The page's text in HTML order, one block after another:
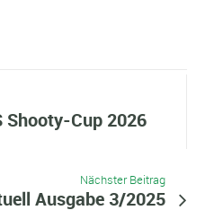
Shooty-Cup 2026
Nächster Beitrag
Ausgabe 3/2025